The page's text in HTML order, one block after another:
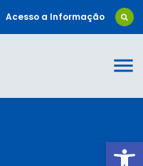
Acesso a Informação